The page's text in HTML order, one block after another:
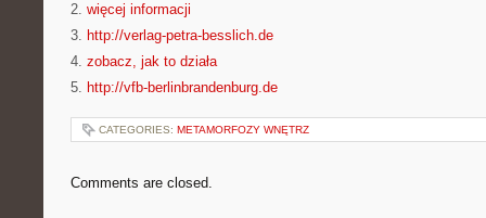
2. więcej informacji
3. http://verlag-petra-besslich.de
4. zobacz, jak to działa
5. http://vfb-berlinbrandenburg.de
CATEGORIES: METAMORFOZY WNĘTRZ
Comments are closed.